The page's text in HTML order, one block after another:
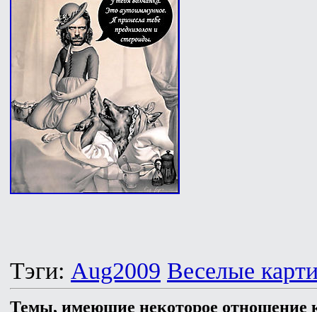
Тэги: Aug2009 Веселые
Темы, имеющие некоторое отношение